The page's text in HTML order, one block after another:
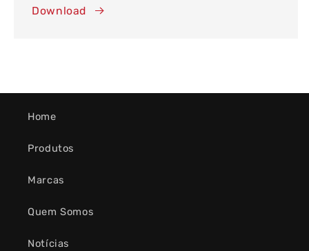
Download
Home
Produtos
Marcas
Quem Somos
Notícias